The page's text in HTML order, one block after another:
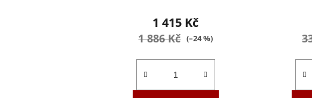
1 415 Kč
1 886 Kč (–24 %)